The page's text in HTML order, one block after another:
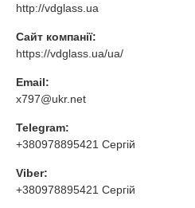
http://vdglass.ua
Сайт компанії:
https://vdglass.ua/ua/
Email:
x797@ukr.net
Telegram:
+380978895421 Сергій
Viber:
+380978895421 Сергій